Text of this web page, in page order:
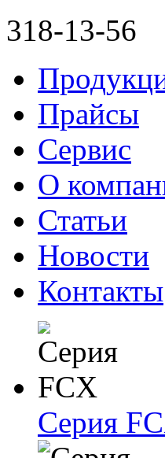
318-13-56
Прайсы
Сервис
О
Статьи
Новости
Контакты
Серия